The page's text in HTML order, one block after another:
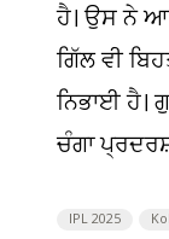
ਹੈ। ਉਸ ਨੇ
ਗਿੱਲ ਵੀ
ਨਿਭਾਈ ਹੈ।
ਚੰਗਾ
IPL 2025